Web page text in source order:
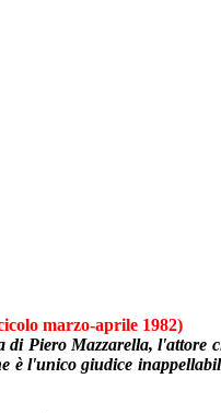
marzo-aprile 1982)
Piero Mazzarella, l'attore
è l'unico giudice